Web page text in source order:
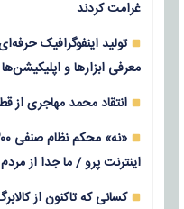
غرامت کردند
تولید اینفوگرافیک
معرفی ابزارها و اپلیکیشن‌ها
انتقاد محمد مهاجری از
اینترنت پرو / ما جدا از